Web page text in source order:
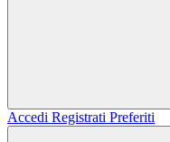
Accedi Registrati Preferiti